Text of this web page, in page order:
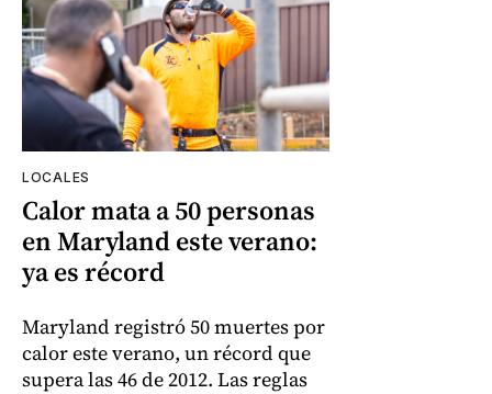
LOCALES
Calor mata a 50 personas
en Maryland este verano:
ya es récord
Maryland registró 50 muertes por
calor este verano, un récord que
supera las 46 de 2012. Las reglas